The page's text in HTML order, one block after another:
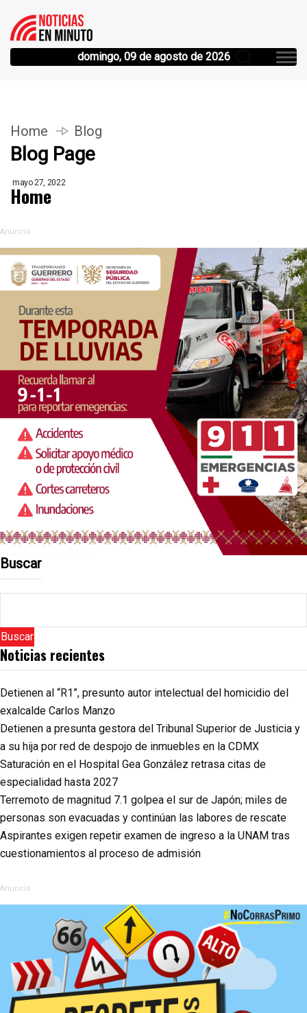
domingo, 09 de agosto de 2026
Home Blog
Blog Page
mayo 27, 2022
Home
Anuncio
Buscar
Buscar
Noticias recientes
Detienen al “R1”, presunto autor intelectual del homicidio del
exalcalde Carlos Manzo
Detienen a presunta gestora del Tribunal Superior de Justicia y
a su hija por red de despojo de inmuebles en la CDMX
Saturación en el Hospital Gea González retrasa citas de
especialidad hasta 2027
Terremoto de magnitud 7.1 golpea el sur de Japón; miles de
personas son evacuadas y continúan las labores de rescate
Aspirantes exigen repetir examen de ingreso a la UNAM tras
cuestionamientos al proceso de admisión
Anuncio